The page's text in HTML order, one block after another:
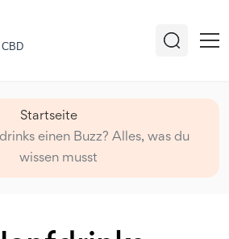
Startseite
einen Buzz? Alles, was du
wissen musst